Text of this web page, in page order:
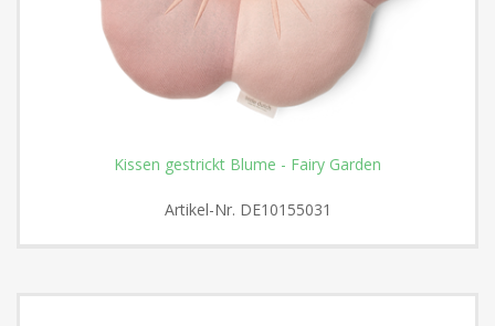
Kissen gestrickt Blume - Fairy Garden
Artikel-Nr. DE10155031